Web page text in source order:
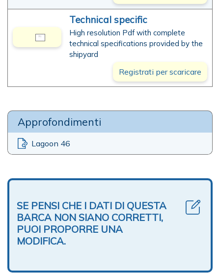
Technical specific
High resolution Pdf with complete
technical specifications provided by the
shipyard
Registrati per scaricare
Approfondimenti
Lagoon 46
SE PENSI CHE I DATI DI QUESTA
BARCA NON SIANO CORRETTI,
PUOI PROPORRE UNA
MODIFICA.